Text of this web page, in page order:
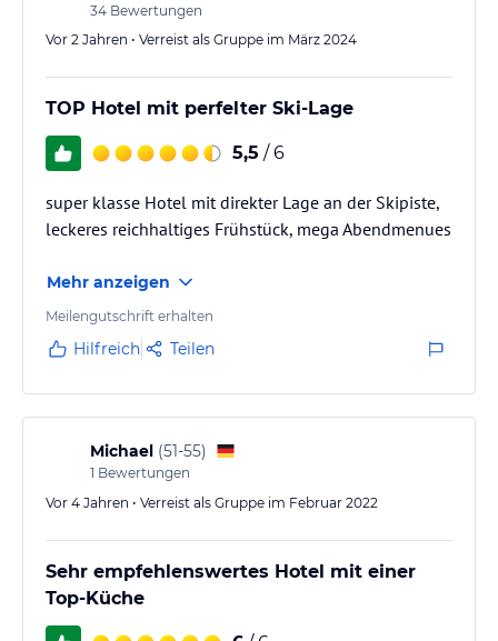
34 Bewertungen
Vor 2 Jahren • Verreist als Gruppe im März 2024
TOP Hotel mit perfelter Ski-Lage
5,5 / 6
super klasse Hotel mit direkter Lage an der Skipiste,
leckeres reichhaltiges Frühstück, mega Abendmenues
Mehr anzeigen
Meilengutschrift erhalten
Hilfreich Teilen
Michael (51-55)
1 Bewertungen
Vor 4 Jahren • Verreist als Gruppe im Februar 2022
Sehr empfehlenswertes Hotel mit einer
Top-Küche